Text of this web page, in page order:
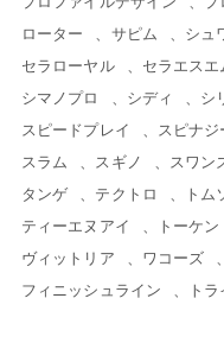
ローター
サピム シュ
セラローヤル
セラエスエ
シマノプロ
シディ シ
スピードプレイ
スピナジ
スラム
スギノ スワン
タンゲ
テクトロ トム
ティーエヌアイ
トーケン
ヴィットリア
ワコーズ
フィニッシュライン
ト